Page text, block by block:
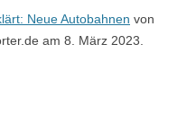
Neue Autobahnen von
am 8. März 2023.